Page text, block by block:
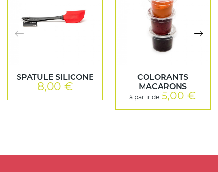
SPATULE SILICONE
Prix
8,00 €
COLORANTS
MACARONS
Prix
à partir de 5,00 €